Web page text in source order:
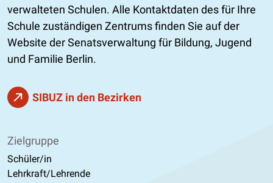
verwalteten Schulen. Alle Kontaktdaten des für Ihre
Schule zuständigen Zentrums finden Sie auf der
Website der Senatsverwaltung für Bildung, Jugend
und Familie Berlin.
SIBUZ in den Bezirken
Zielgruppe
Schüler/in
Lehrkraft/Lehrende